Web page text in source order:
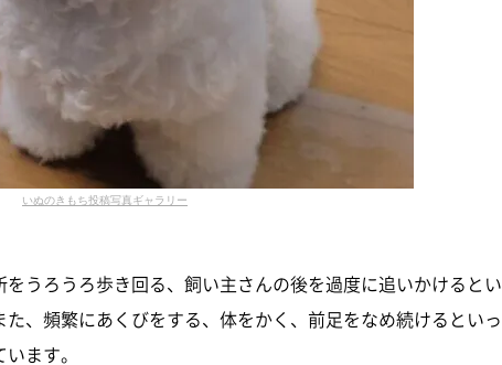
いぬのきもち投稿写真ギャラリー
うろうろ歩き回る、飼い主さんの後を過度に追いかけるとい
、頻繁にあくびをする、体をかく、前足をなめ続けるといっ
ます。